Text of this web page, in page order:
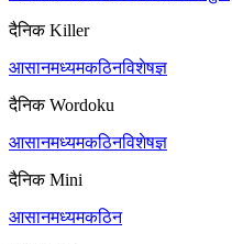
दैनिक Killer
आसानमध्यमकठिनविशेषज्ञ
दैनिक Wordoku
आसानमध्यमकठिनविशेषज्ञ
दैनिक Mini
आसानमध्यमकठिन